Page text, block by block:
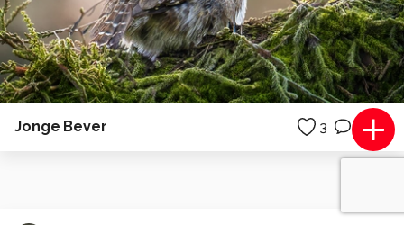
Jonge Bever 3